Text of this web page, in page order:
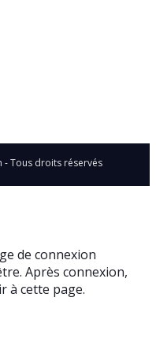
- Tous droits réservés
de connexion
Après connexion,
à cette page.